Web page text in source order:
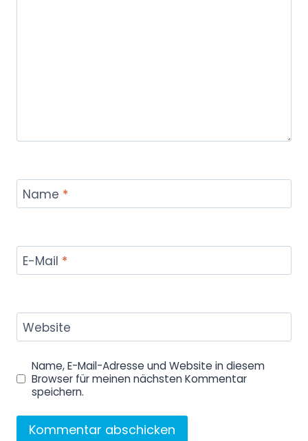
Name *
E-Mail *
Website
Name, E-Mail-Adresse und Website in diesem
Browser für meinen nächsten Kommentar
speichern.